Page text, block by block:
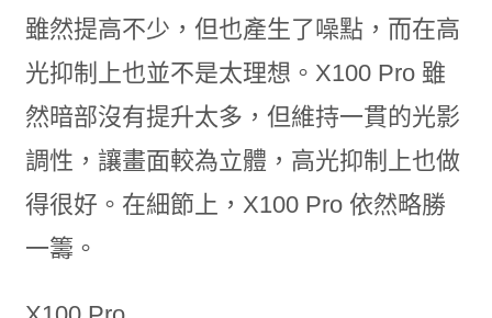
雖然提高不少，但也產生了噪點，而在高
光抑制上也並不是太理想。X100 Pro 雖
然暗部沒有提升太多，但維持一貫的光影
調性，讓畫面較為立體，高光抑制上也做
得很好。在細節上，X100 Pro 依然略勝
一籌。